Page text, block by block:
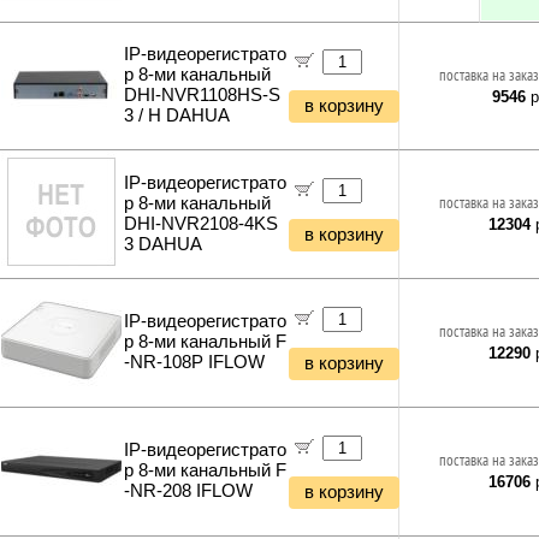
Кабель силовой (бухты)
Аксессуары для майнинга
Планки и панели портов
Органайзеры для кабелей
Стяжки для кабелей
Кабели и переходники прочие
Мотобуры
Отбойные молотки
Вибротехника
Садовые инструменты
Наборы инструментов
Хранение инструментов
Удлинители силовые
Фонари и мобильные светильники
Мультитулы и ножи
Инструменты и техника прочее
Гирлянды и гибкий неон
IP-видеорегистрато
р 8-ми канальный
DHI-NVR1108HS-S
3 / H DAHUA
в корзину
поставка на
9546
IP-видеорегистрато
р 8-ми канальный
DHI-NVR2108-4KS
3 DAHUA
в корзину
поставка на
12304
IP-видеорегистрато
р 8-ми канальный F
-NR-108P IFLOW
в корзину
поставка на
12290
IP-видеорегистрато
р 8-ми канальный F
-NR-208 IFLOW
в корзину
поставка на
16706